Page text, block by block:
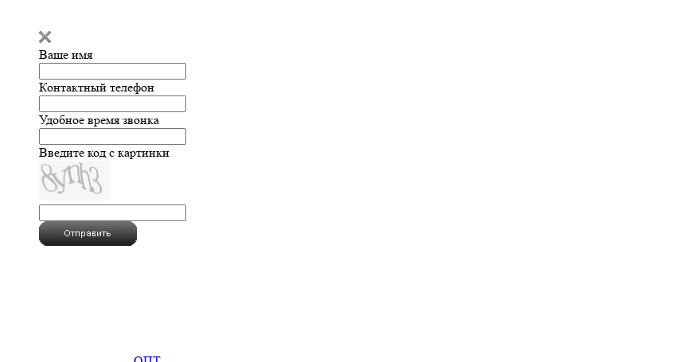
Ваше имя
Контактный телефон
Удобное время звонка
Введите код с картинки